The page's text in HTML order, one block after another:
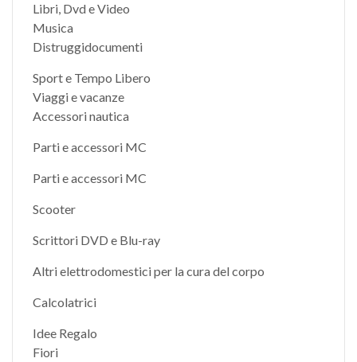
Libri, Dvd e Video
Musica
Distruggidocumenti
Sport e Tempo Libero
Viaggi e vacanze
Accessori nautica
Parti e accessori MC
Parti e accessori MC
Scooter
Scrittori DVD e Blu-ray
Altri elettrodomestici per la cura del corpo
Calcolatrici
Idee Regalo
Fiori